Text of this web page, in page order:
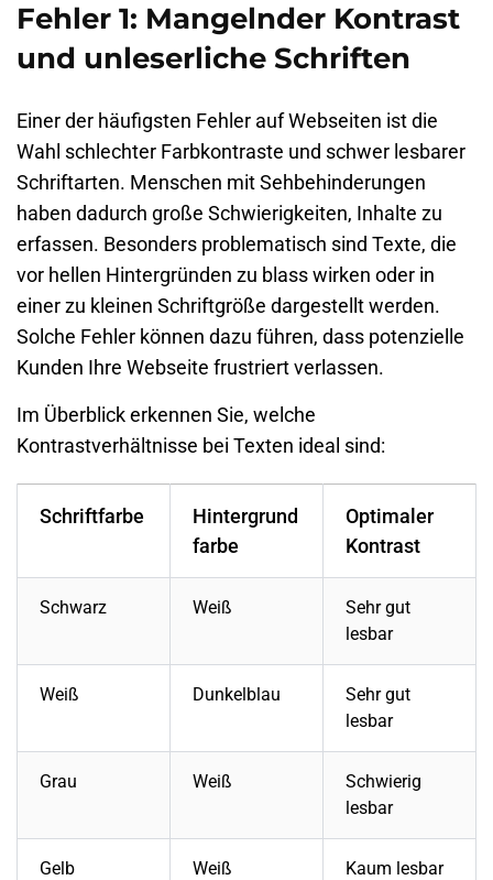
Fehler 1: Mangelnder Kontrast
und unleserliche Schriften
Einer der häufigsten Fehler auf Webseiten ist die
Wahl schlechter Farbkontraste und schwer lesbarer
Schriftarten. Menschen mit Sehbehinderungen
haben dadurch große Schwierigkeiten, Inhalte zu
erfassen. Besonders problematisch sind Texte, die
vor hellen Hintergründen zu blass wirken oder in
einer zu kleinen Schriftgröße dargestellt werden.
Solche Fehler können dazu führen, dass potenzielle
Kunden Ihre Webseite frustriert verlassen.
Im Überblick erkennen Sie, welche
Kontrastverhältnisse bei Texten ideal sind:
Schriftfarbe
Hintergrund
farbe
Optimaler
Kontrast
Schwarz Weiß
Sehr gut
lesbar
Weiß Dunkelblau
Sehr gut
lesbar
Grau Weiß
Schwierig
lesbar
Gelb Weiß Kaum lesbar